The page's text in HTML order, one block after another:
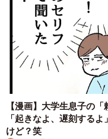
【漫画】大学生息子の
「起きなよ、遅刻する
けど？笑